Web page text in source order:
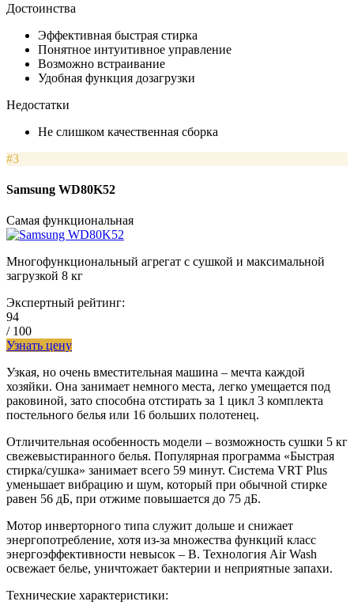
Достоинства
Эффективная быстрая стирка
Понятное интуитивное управление
Возможно встраивание
Удобная функция дозагрузки
Недостатки
Не слишком качественная сборка
#3
Samsung WD80K52
Самая функциональная
Многофункциональный агрегат с сушкой и максимальной
загрузкой 8 кг
Экспертный рейтинг:
94
/ 100
Узнать цену
Узкая, но очень вместительная машина – мечта каждой
хозяйки. Она занимает немного места, легко умещается под
раковиной, зато способна отстирать за 1 цикл 3 комплекта
постельного белья или 16 больших полотенец.
Отличительная особенность модели – возможность сушки 5 кг
свежевыстиранного белья. Популярная программа «Быстрая
стирка/сушка» занимает всего 59 минут. Система VRT Plus
уменьшает вибрацию и шум, который при обычной стирке
равен 56 дБ, при отжиме повышается до 75 дБ.
Мотор инверторного типа служит дольше и снижает
энергопотребление, хотя из-за множества функций класс
энергоэффективности невысок – В. Технология Air Wash
освежает белье, уничтожает бактерии и неприятные запахи.
Технические характеристики: